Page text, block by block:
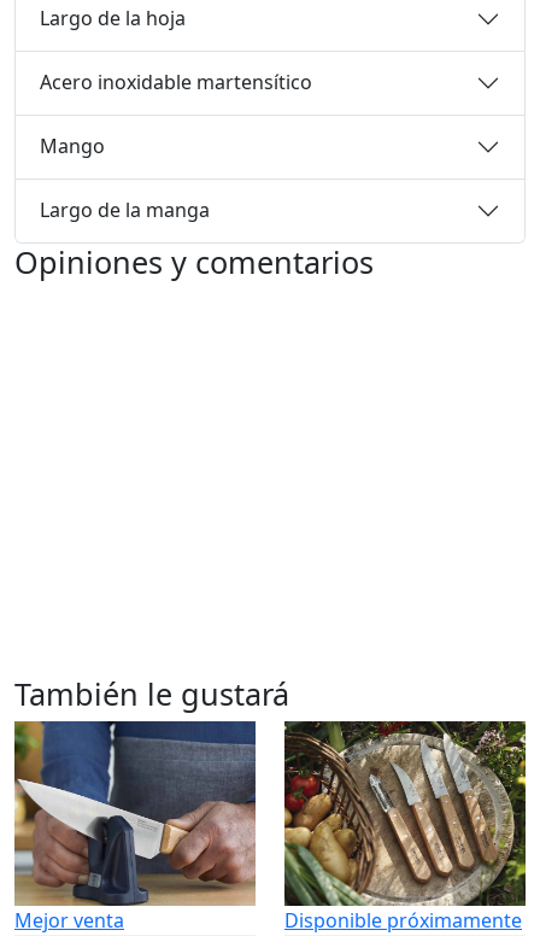
Largo de la hoja
Acero inoxidable martensítico
Mango
Largo de la manga
Opiniones y comentarios
También le gustará
Mejor venta Disponible próximamente